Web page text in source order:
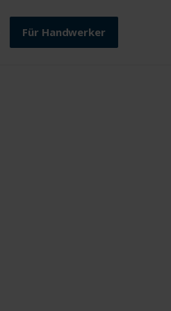
Für Handwerker